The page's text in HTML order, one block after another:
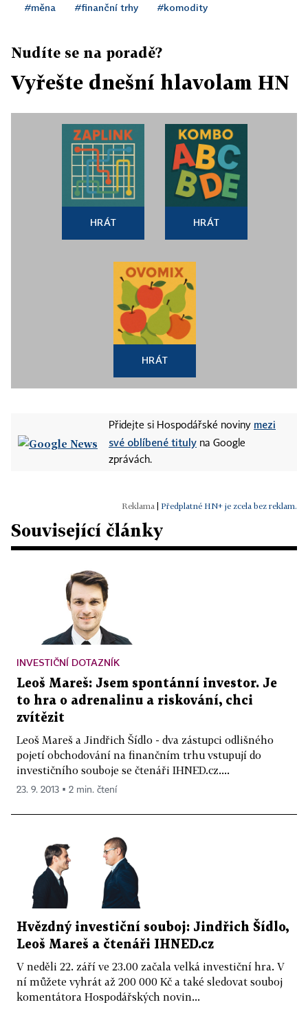
#měna #finanční trhy #komodity
Nudíte se na poradě?
Vyřešte dnešní hlavolam HN
HRÁT HRÁT
HRÁT
Přidejte si Hospodářské noviny mezi
své oblíbené tituly na Google
zprávách.
Předplatné HN+ je zcela bez reklam.
Související články
INVESTIČNÍ DOTAZNÍK
Leoš Mareš: Jsem spontánní investor. Je
to hra o adrenalinu a riskování, chci
zvítězit
Leoš Mareš a Jindřich Šídlo - dva zástupci odlišného
pojetí obchodování na finančním trhu vstupují do
investičního souboje se čtenáři IHNED.cz....
23. 9. 2013 ▪ 2 min. čtení
Hvězdný investiční souboj: Jindřich Šídlo,
Leoš Mareš a čtenáři IHNED.cz
V neděli 22. září ve 23.00 začala velká investiční hra. V
ní můžete vyhrát až 200 000 Kč a také sledovat souboj
komentátora Hospodářských novin...